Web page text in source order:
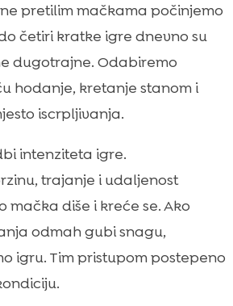
pretilim mačkama počinjemo
četiri kratke igre dnevno su
dugotrajne. Odabiremo
hodanje, kretanje stanom i
iscrpljivanja.
intenziteta igre.
trajanje i udaljenost
diše i kreće se. Ako
odmah gubi snagu,
igru. Tim pristupom postepeno